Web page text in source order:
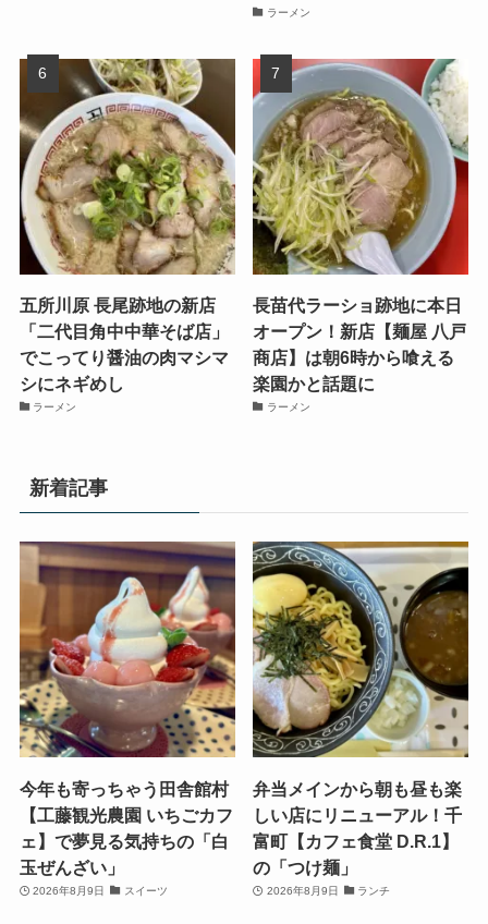
ラーメン
五所川原 長尾跡地の新店
「二代目角中中華そば店」
でこってり醤油の肉マシマ
シにネギめし
ラーメン
長苗代ラーショ跡地に本日
オープン！新店【麺屋 八戸
商店】は朝6時から喰える
楽園かと話題に
ラーメン
新着記事
今年も寄っちゃう田舎館村
【工藤観光農園 いちごカフ
ェ】で夢見る気持ちの「白
玉ぜんざい」
2026年8月9日 スイーツ
弁当メインから朝も昼も楽
しい店にリニューアル！千
富町【カフェ食堂 D.R.1】
の「つけ麺」
2026年8月9日 ランチ